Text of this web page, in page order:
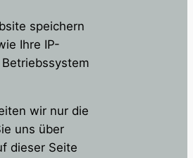
speichern
Ihre IP-
wir nur die
uns über
dieser Seite